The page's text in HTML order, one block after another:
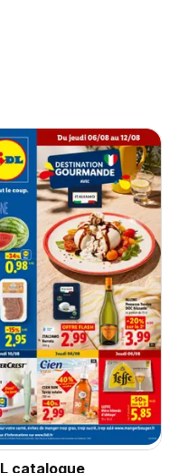
catalogue